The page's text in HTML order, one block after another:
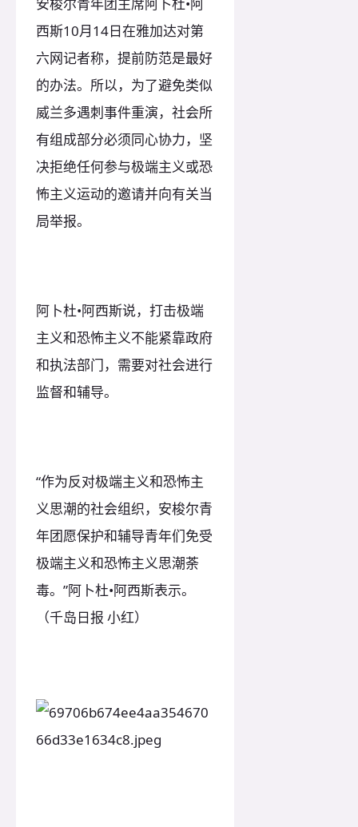
西斯10月14日在雅加达对第
六网记者称，提前防范是最好
的办法。所以，为了避免类似
威兰多遇刺事件重演，社会所
有组成部分必须同心协力，坚
决拒绝任何参与极端主义或恐
怖主义运动的邀请并向有关当
局举报。
阿卜杜•阿西斯说，打击极端
主义和恐怖主义不能紧靠政府
和执法部门，需要对社会进行
监督和辅导。
“作为反对极端主义和恐怖主
义思潮的社会组织，安梭尔青
年团愿保护和辅导青年们免受
极端主义和恐怖主义思潮荼
毒。”阿卜杜•阿西斯表示。
（千岛日报 小红）